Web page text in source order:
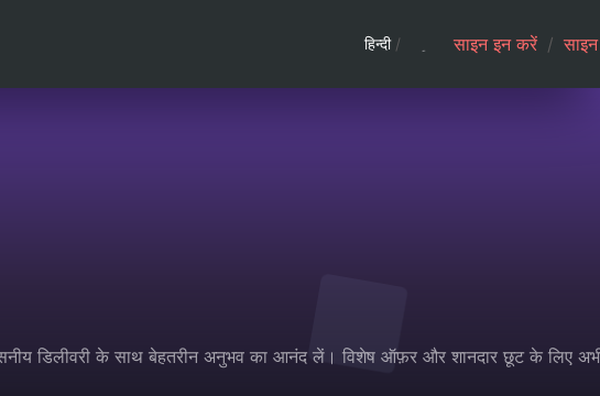
हिन्दी / साइन इन करें /
डिलीवरी के साथ बेहतरीन अनुभव का आनंद लें। विशेष ऑफ़र और शानदार छूट के लिए